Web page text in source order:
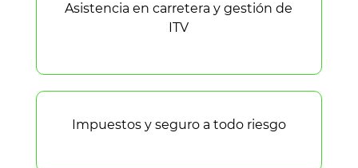
Asistencia en carretera y gestión de
ITV
Impuestos y seguro a todo riesgo